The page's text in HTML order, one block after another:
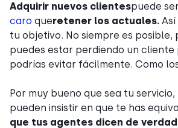
Adquirir nuevos clientespuede
caro queretener los actuales.
tu objetivo. No siempre es posible,
puedes estar perdiendo un cliente
podrías evitar fácilmente. Como
Por muy bueno que sea tu
pueden insistir en que te has
que tus agentes dicen de